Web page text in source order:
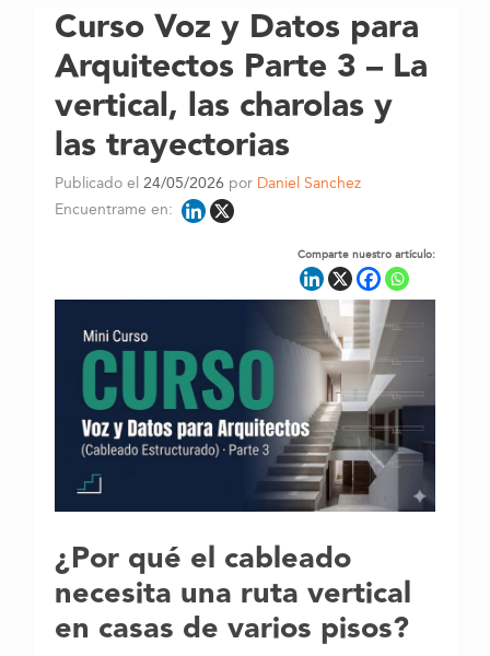
Curso Voz y Datos para
Arquitectos Parte 3 – La
vertical, las charolas y
las trayectorias
Publicado el24/05/2026 por Daniel Sanchez
Encuentrame en:
Comparte nuestro artículo:
¿Por qué el cableado
necesita una ruta vertical
en casas de varios pisos?